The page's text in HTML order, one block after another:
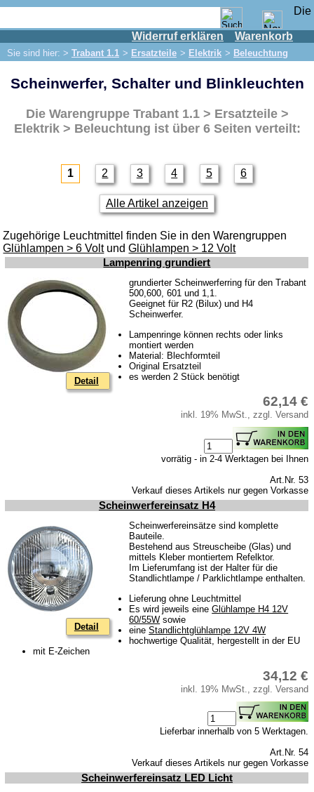
Widerruf erklären Warenkorb
Sie sind hier: > Trabant 1.1 > Ersatzteile > Elektrik > Beleuchtung
IFA Motor
IFA-Fahrzeuge
Trabant 1.1
Auspuff
Bremsen
Elektrik
Beleuchtung
Motor
Kupplung
Vergaser
Zündung
Zylinderkopf
Kraftstoffsystem
Karosserie
Tuningteile
Wartburg 353
Wartburg 1.3
Barkas B 1000
Kugelgelenke, Zubehör
Scheinwerfer, Schalter und Blinkleuchten
Die Warengruppe Trabant 1.1 > Ersatzteile >
Elektrik > Beleuchtung ist über 6 Seiten verteilt:
1 2 3 4 5 6
Alle Artikel anzeigen
Zugehörige Leuchtmittel finden Sie in den Warengruppen
Glühlampen > 6 VoltundGlühlampen > 12 Volt
Lampenring grundiert
Detail
grundierter Scheinwerferring für den Trabant
500,600, 601 und 1,1.
Geeignet für R2 (Bilux) und H4
Scheinwerfer.
Lampenringe können rechts oder links
montiert werden
Material: Blechformteil
Original Ersatzteil
es werden 2 Stück benötigt
62,14 €
inkl. 19% MwSt., zzgl. Versand
vorrätig - in 2-4 Werktagen bei Ihnen
Art.Nr. 53
Verkauf dieses Artikels nur gegen Vorkasse
Scheinwerfereinsatz H4
Detail
Scheinwerfereinsätze sind komplette
Bauteile.
Bestehend aus Streuscheibe (Glas) und
mittels Kleber montiertem Refelktor.
Im Lieferumfang ist der Halter für die
Standlichtlampe / Parklichtlampe enthalten.
Lieferung ohne Leuchtmittel
Es wird jeweils eineGlühlampe H4 12V
60/55W sowie
eineStandlichtglühlampe 12V 4W
hochwertige Qualität, hergestellt in der EU
mit E-Zeichen
34,12 €
inkl. 19% MwSt., zzgl. Versand
Lieferbar innerhalb von 5 Werktagen.
Art.Nr. 54
Verkauf dieses Artikels nur gegen Vorkasse
Scheinwerfereinsatz LED Licht